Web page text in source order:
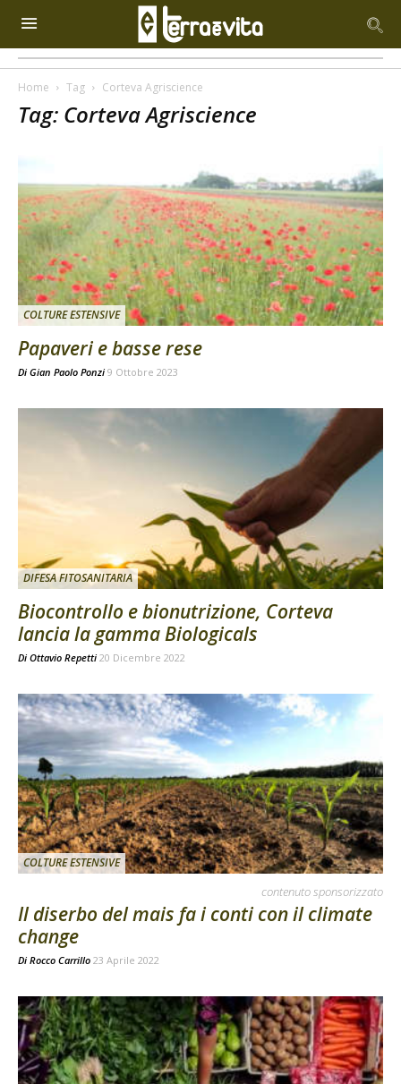
Home Tag Corteva Agriscience
Tag: Corteva Agriscience
COLTURE ESTENSIVE
Papaveri e basse rese
Di Gian Paolo Ponzi 9 Ottobre 2023
DIFESA FITOSANITARIA
Biocontrollo e bionutrizione, Corteva
lancia la gamma Biologicals
Di Ottavio Repetti 20 Dicembre 2022
COLTURE ESTENSIVE
contenuto sponsorizzato
Il diserbo del mais fa i conti con il climate
change
Di Rocco Carrillo 23 Aprile 2022